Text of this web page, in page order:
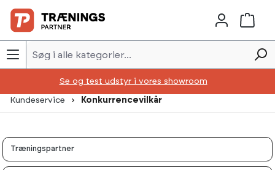
Skip to main content
Se og test udstyr i vores showroom
Kundeservice Konkurrencevilkår
Træningspartner